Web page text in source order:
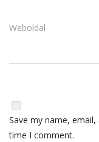
Weboldal
Save my name,
time I comment.